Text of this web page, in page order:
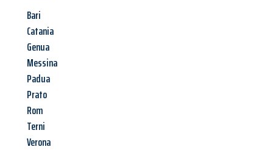
Bari
Catania
Genua
Messina
Padua
Prato
Rom
Terni
Verona